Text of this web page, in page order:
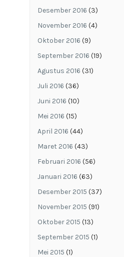
Desember 2016 (3)
November 2016 (4)
Oktober 2016 (9)
September 2016 (19)
Agustus 2016 (31)
Juli 2016 (36)
Juni 2016 (10)
Mei 2016 (15)
April 2016 (44)
Maret 2016 (43)
Februari 2016 (56)
Januari 2016 (63)
Desember 2015 (37)
November 2015 (91)
Oktober 2015 (13)
September 2015 (1)
Mei 2015 (1)